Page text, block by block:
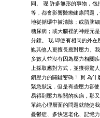
同。 现 許多無形的事物，
等，都會影響醫療健康問題
地從循環中被清除；或脂肪
糖尿病；或大腦裡的神經元
分鐘。 现 即使有相同的外在
他其他人更擅長應對壓力。
多數人並沒有因為壓力相關
上採取應對方式，並獲得驚
鎖壓力的關鍵密碼！ 贯 為什
緊急狀況，但是有些壓力卻
易得到壓力相關的疾病，那
單純心理層面的問題就能使
憂鬱症、多快速老化、記憶